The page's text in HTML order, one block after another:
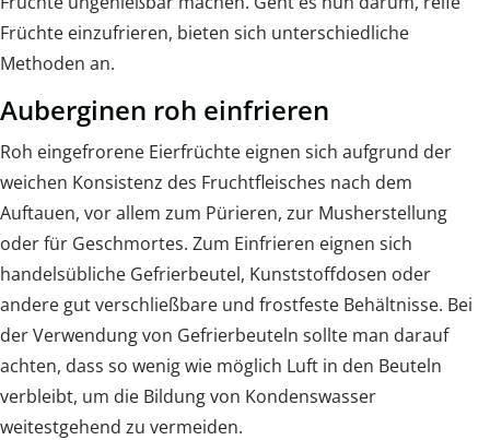
Früchte einzufrieren, bieten sich unterschiedliche
Methoden an.
Auberginen roh einfrieren
Roh eingefrorene Eierfrüchte eignen sich aufgrund der
weichen Konsistenz des Fruchtfleisches nach dem
Auftauen, vor allem zum Pürieren, zur Musherstellung
oder für Geschmortes. Zum Einfrieren eignen sich
handelsübliche Gefrierbeutel, Kunststoffdosen oder
andere gut verschließbare und frostfeste Behältnisse. Bei
der Verwendung von Gefrierbeuteln sollte man darauf
achten, dass so wenig wie möglich Luft in den Beuteln
verbleibt, um die Bildung von Kondenswasser
weitestgehend zu vermeiden.